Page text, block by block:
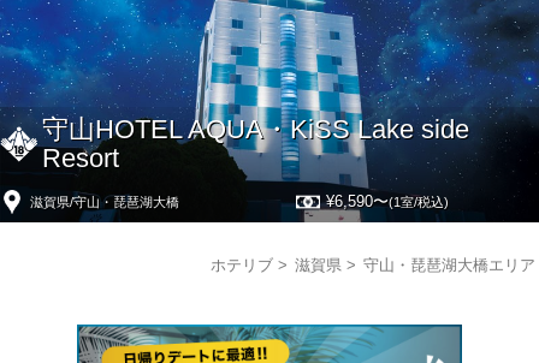
守山HOTEL AQUA・KiSS Lake side
Resort
滋賀県/守山・琵琶湖大橋 ¥6,590〜(1室/税込)
ホテリブ 滋賀県 守山・琵琶湖大橋エリア